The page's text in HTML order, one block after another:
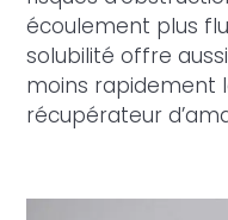
écoulement plus
solubilité offre
moins rapidement
récupérateur